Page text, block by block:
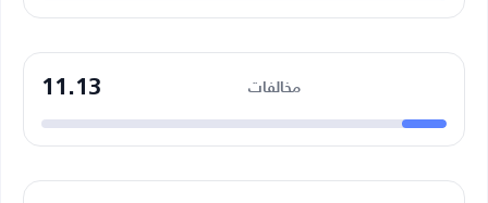
مخالفات 11.13